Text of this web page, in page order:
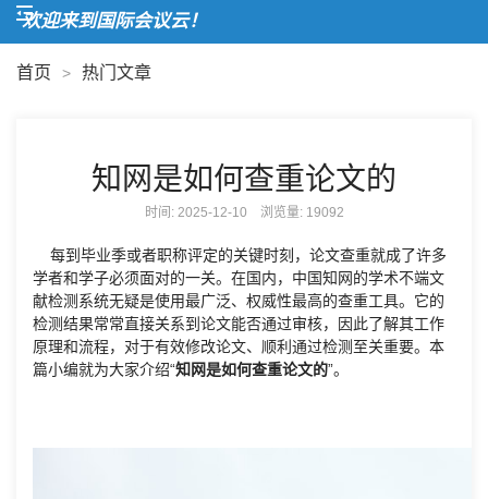
欢迎来到国际会议云！
首页 > 热门文章
知网是如何查重论文的
时间: 2025-12-10 浏览量: 19092
每到毕业季或者职称评定的关键时刻，论文查重就成了许多
学者和学子必须面对的一关。在国内，中国知网的学术不端文
献检测系统无疑是使用最广泛、权威性最高的查重工具。它的
检测结果常常直接关系到论文能否通过审核，因此了解其工作
原理和流程，对于有效修改论文、顺利通过检测至关重要。本
篇小编就为大家介绍“知网是如何查重论文的”。